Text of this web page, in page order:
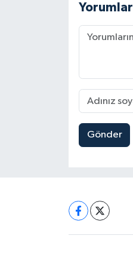
Yorumlar
Gönder